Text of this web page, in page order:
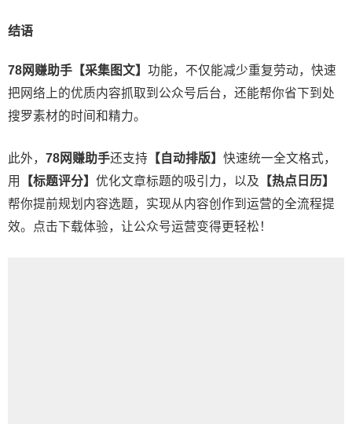
结语
78网赚助手 【采集图文】 功能，不仅能减少重复劳动，快速
把网络上的优质内容抓取到公众号后台，还能帮你省下到处
搜罗素材的时间和精力。
此外， 78网赚助手还支持 【自动排版】 快速统一全文格式，
用
【标题评分】 优化文章标题的吸引力，以及 【热点日历】
帮你提前规划内容选题，实现从内容创作到运营的全流程提
效。
点击下载体验，让公众号运营变得更轻松！